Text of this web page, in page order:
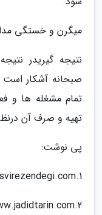
میگرن و خستگی
نتیجه گیریدر
صبحانه آشکار است
تمام مشغله ها و
تهیه و صرف آن
پی نوشت:
1.www.tasvirezendegi.com
2.www.jadidtarin.com